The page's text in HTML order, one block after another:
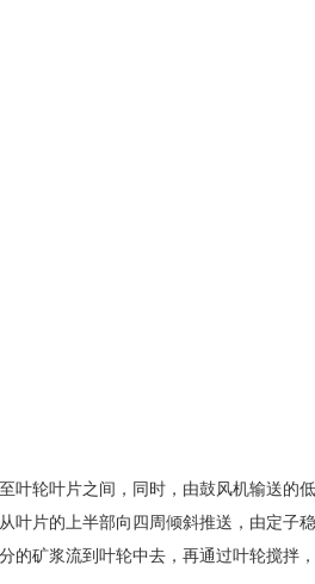
叶轮叶片之间，同时，由鼓风机输送的
叶片的上半部向四周倾斜推送，由定子
的矿浆流到叶轮中去，再通过叶轮搅拌